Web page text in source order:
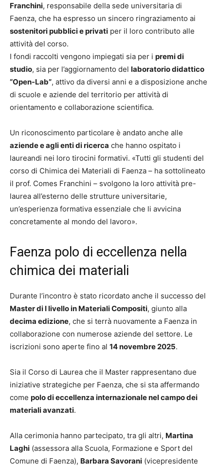
Franchini, responsabile della sede universitaria di
Faenza, che ha espresso un sincero ringraziamento ai
sostenitori pubblici e privati per il loro contributo alle
attività del corso.
I fondi raccolti vengono impiegati sia per i premi di
studio, sia per l’aggiornamento del laboratorio didattico
“Open-Lab”, attivo da diversi anni e a disposizione anche
di scuole e aziende del territorio per attività di
orientamento e collaborazione scientifica.
Un riconoscimento particolare è andato anche alle
aziende e agli enti di ricerca che hanno ospitato i
laureandi nei loro tirocini formativi. «Tutti gli studenti del
corso di Chimica dei Materiali di Faenza – ha sottolineato
il prof. Comes Franchini – svolgono la loro attività pre-
laurea all’esterno delle strutture universitarie,
un’esperienza formativa essenziale che li avvicina
concretamente al mondo del lavoro».
Faenza polo di eccellenza nella
chimica dei materiali
Durante l’incontro è stato ricordato anche il successo del
Master di I livello in Materiali Compositi, giunto alla
decima edizione, che si terrà nuovamente a Faenza in
collaborazione con numerose aziende del settore. Le
iscrizioni sono aperte fino al 14 novembre 2025.
Sia il Corso di Laurea che il Master rappresentano due
iniziative strategiche per Faenza, che si sta affermando
come polo di eccellenza internazionale nel campo dei
materiali avanzati.
Alla cerimonia hanno partecipato, tra gli altri, Martina
Laghi (assessora alla Scuola, Formazione e Sport del
Comune di Faenza), Barbara Savorani (vicepresidente